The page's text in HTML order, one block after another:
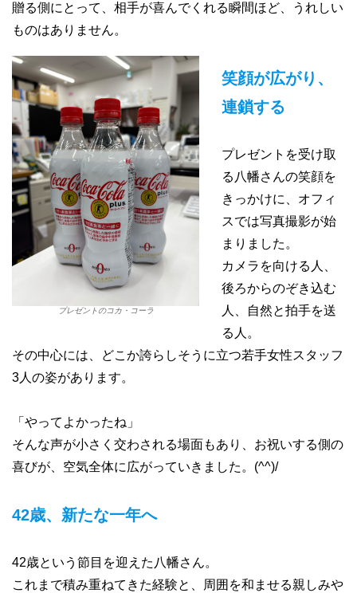
贈る側にとって、相手が喜んでくれる瞬間ほど、うれしい
ものはありません。
プレゼントのコカ・コーラ
笑顔が広がり、
連鎖する
プレゼントを受け取
る八幡さんの笑顔を
きっかけに、オフィ
スでは写真撮影が始
まりました。
カメラを向ける人、
後ろからのぞき込む
人、自然と拍手を送
る人。
その中心には、どこか誇らしそうに立つ若手女性スタッフ
3人の姿があります。
「やってよかったね」
そんな声が小さく交わされる場面もあり、お祝いする側の
喜びが、空気全体に広がっていきました。(^^)/
42歳、新たな一年へ
42歳という節目を迎えた八幡さん。
これまで積み重ねてきた経験と、周囲を和ませる親しみや